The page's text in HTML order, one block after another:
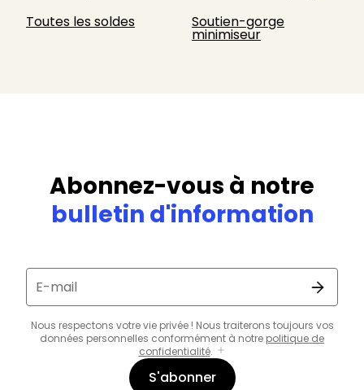
Toutes les soldes
Soutien-gorge
minimiseur
Abonnez-vous à notre
bulletin d'information
E-mail
Nous respectons votre vie privée ! Nous traiterons toujours vos
données personnelles conformément à notre politique de
confidentialité.
S'abonner